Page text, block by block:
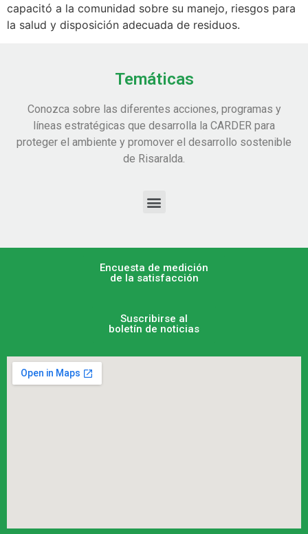
capacitó a la comunidad sobre su manejo, riesgos para
la salud y disposición adecuada de residuos.
Temáticas
Conozca sobre las diferentes acciones, programas y
líneas estratégicas que desarrolla la CARDER para
proteger el ambiente y promover el desarrollo sostenible
de Risaralda.
Encuesta de medición
de la satisfacción
Suscribirse al
boletín de noticias